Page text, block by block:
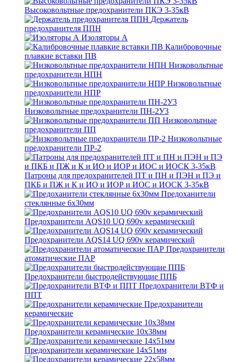
Высоковольтные предохранители ПКЭ 3-35кВ
Держатель
предохранителя ППН
Изоляторы А
Калибровочные
плавкие вставки ПВ
Низковольтные
предохранители НПН
Низковольтные
предохранители НПР
Низковольтные предохранители ПН-2У3
Низковольтные
предохранители ПП
Низковольтные
предохранители ПР-2
Патроны для предохранителей ПТ и ПН и ПЭН и ПЭ и
ПКБ и ПЖ и К и ИО и ИОР и ИОС и ИОСК 3-35кВ
Предоханители
стеклянные 6х30мм
Предохранители AQS10 UQ 690v керамический
Предохранители AQS14 UQ 690v керамический
Предохранители
атоматические ПАР
Предохранители быстродействующие ППБ
Предохранители ВТФ и
ППТ
Предохранители
керамические
Предохранители керамические 10х38мм
Предохранители керамические 14х51мм